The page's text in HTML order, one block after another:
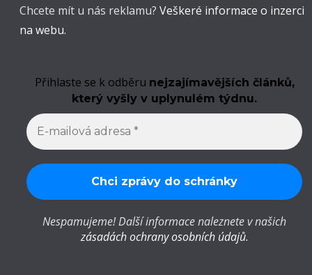
Chcete mít u nás reklamu? Veškeré informace o inzerci
na webu.
Přihlaste se k odběru nejzajímavějších článků,
který vyšly v uplynulém týdnu.
Nespamujeme! Další informace naleznete v našich
zásadách ochrany osobních údajů.